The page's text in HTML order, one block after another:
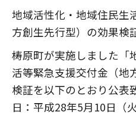
地域活性化・地域住民生
方創生先行型）の効果検
梼原町が実施しました「
活等緊急支援交付金（地
検証を以下のとおり公表
日：平成28年5月10日（